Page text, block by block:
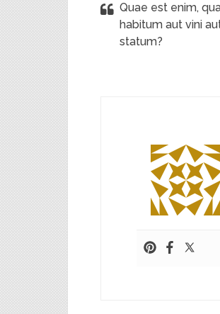
Quae est enim,
habitum aut vini
statum?